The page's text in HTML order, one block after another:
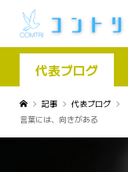
代表ブログ
記事 代表ブログ
言葉には、向きがある